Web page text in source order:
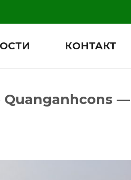
КОНТАКТ
Quanganhcons —